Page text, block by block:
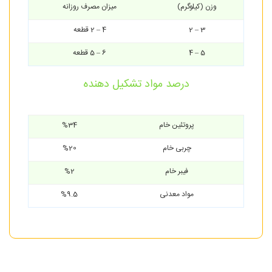
وزن (کیلوگرم)
میزان مصرف روزانه
3 – 2
4 – 2 قطعه
5 – 4
6 – 5 قطعه
درصد مواد تشکیل دهنده
پروتئین خام
%34
چربی خام
%20
فیبر خام
%2
مواد معدنی
%9.5